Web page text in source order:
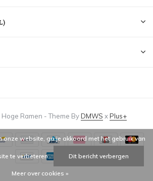
Ramen - Theme ByDMWS xPlus+
onze website, ga je akkoord met het gebruik van
te verbeteren. Dit bericht verbergen
Meer over cookies »